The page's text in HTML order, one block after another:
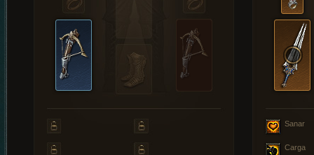
Sanar
Carga